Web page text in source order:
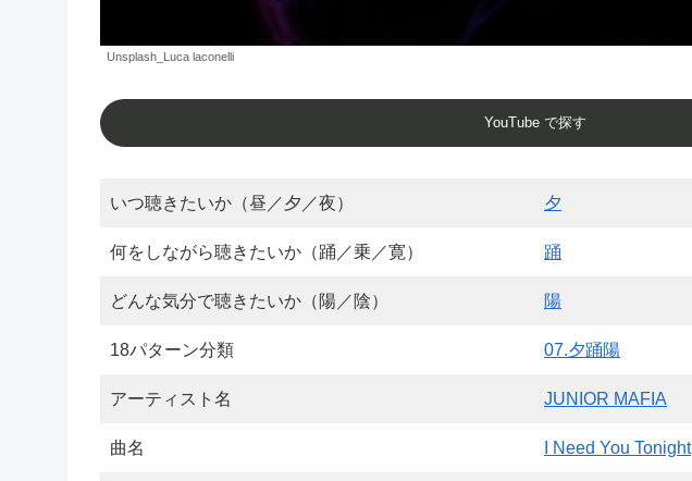
Unsplash_Luca laconelli
YouTube で探す
いつ聴きたいか（昼／夕／夜） 夕
何をしながら聴きたいか（踊／乗／寛） 踊
どんな気分で聴きたいか（陽／陰） 陽
18パターン分類 07.夕踊陽
アーティスト名 JUNIOR MAFIA
曲名 I Need You Tonight